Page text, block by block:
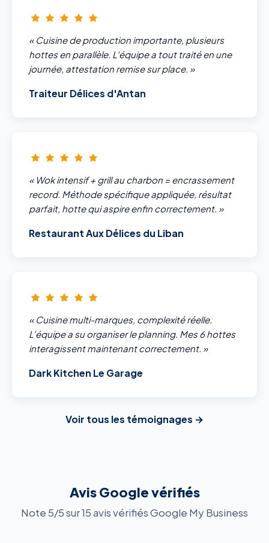
« Cuisine de production importante, plusieurs
hottes en parallèle. L'équipe a tout traité en une
journée, attestation remise sur place. »
Traiteur Délices d'Antan
« Wok intensif + grill au charbon = encrassement
record. Méthode spécifique appliquée, résultat
parfait, hotte qui aspire enfin correctement. »
Restaurant Aux Délices du Liban
« Cuisine multi-marques, complexité réelle.
L'équipe a su organiser le planning. Mes 6 hottes
interagissent maintenant correctement. »
Dark Kitchen Le Garage
Voir tous les témoignages →
Avis Google vérifiés
Note 5/5 sur 15 avis vérifiés Google My Business